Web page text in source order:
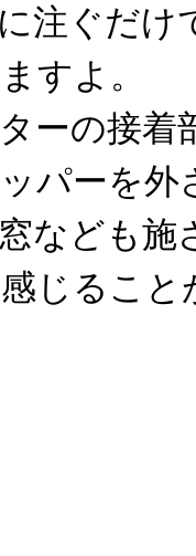
注ぐだけ
すよ。
ーの接着
パーを
なども施
じること